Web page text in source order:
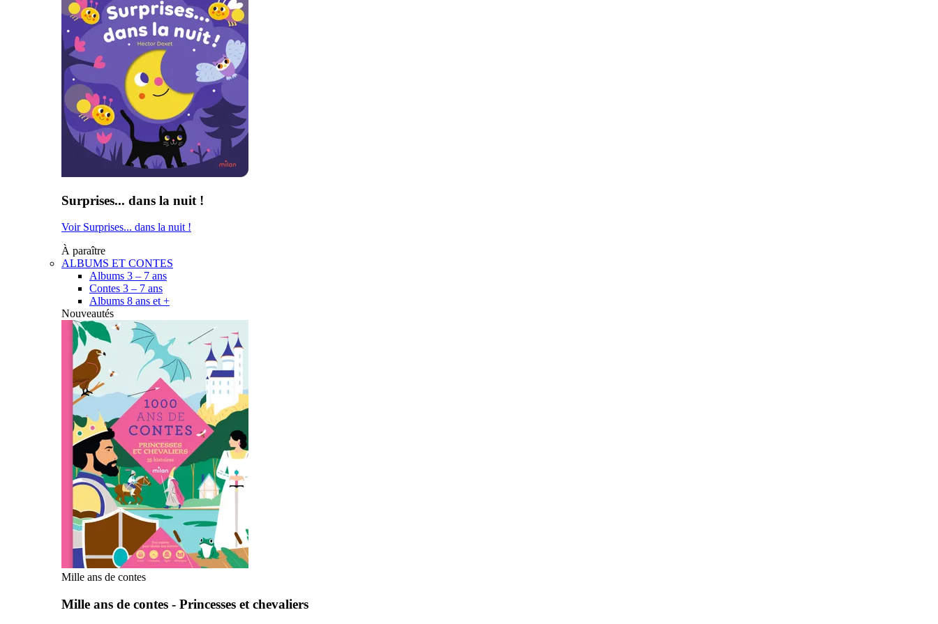
Surprises... dans la nuit !
Voir Surprises... dans la nuit !
À paraître
ALBUMS ET CONTES
Albums 3 – 7 ans
Contes 3 – 7 ans
Albums 8 ans et +
Nouveautés
Mille ans de contes
Mille ans de contes - Princesses et chevaliers